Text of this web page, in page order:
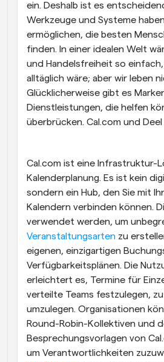
Webhooks
Erhalten Sie eine
passiert
ein. Deshalb ist es
Werkzeuge und Systeme
ermöglichen, die besten
finden. In einer idealen Welt
und Handelsfreiheit so
alltäglich wäre; aber wir leben
Glücklicherweise gibt es
Dienstleistungen, die helfen
überbrücken. Cal.com und
Cal.com ist eine Infrastruktur-
Kalenderplanung. Es ist kein
sondern ein Hub, den Sie mit
Kalendern verbinden können.
Veranstaltungsarten zu
eigenen, einzigartigen
Verfügbarkeitsplänen. Die
erleichtert es, Termine für
verteilte Teams festzulegen,
umzulegen. Organisationen
Round-Robin-Kollektiven und
Besprechungsvorlagen von